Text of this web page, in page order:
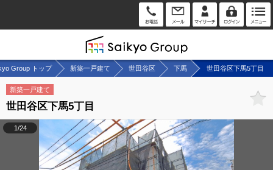
Group トップ 新築一戸建て 世田谷区 下馬 世田谷区下馬5丁目
新築一戸建て
世田谷区下馬5丁目
1/24